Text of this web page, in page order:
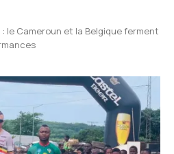
: le Cameroun et la Belgique ferment